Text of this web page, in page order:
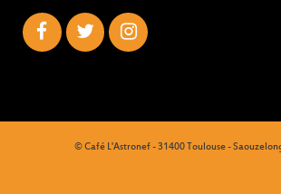
© Café L'Astronef - 31400 Toulouse -